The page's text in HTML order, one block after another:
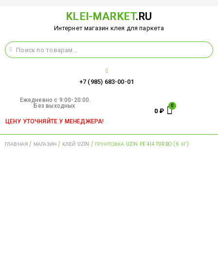
KLEI-MARKET.RU
Интернет магазин клея для паркета
+7 (985) 683-00-01
Ежедневно c 9:00-20:00.
Без выходных
ЦЕНУ УТОЧНЯЙТЕ У МЕНЕДЖЕРА!
0 ₽
ГЛАВНАЯ / МАГАЗИН / КЛЕЙ UZIN / ГРУНТОВКА UZIN PE 414 TURBO (6 КГ)